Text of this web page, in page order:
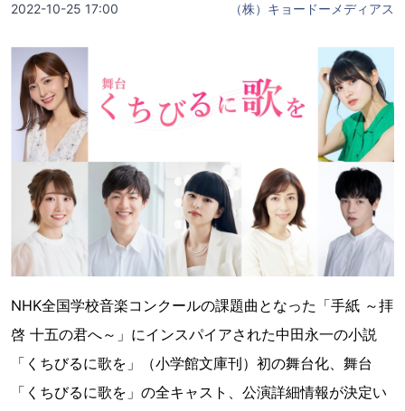
2022-10-25 17:00 （株）キョードーメディアス
NHK全国学校音楽コンクールの課題曲となった「手紙 ～拝
啓 十五の君へ～」にインスパイアされた中田永一の小説
「くちびるに歌を」（小学館文庫刊）初の舞台化、舞台
「くちびるに歌を」の全キャスト、公演詳細情報が決定い